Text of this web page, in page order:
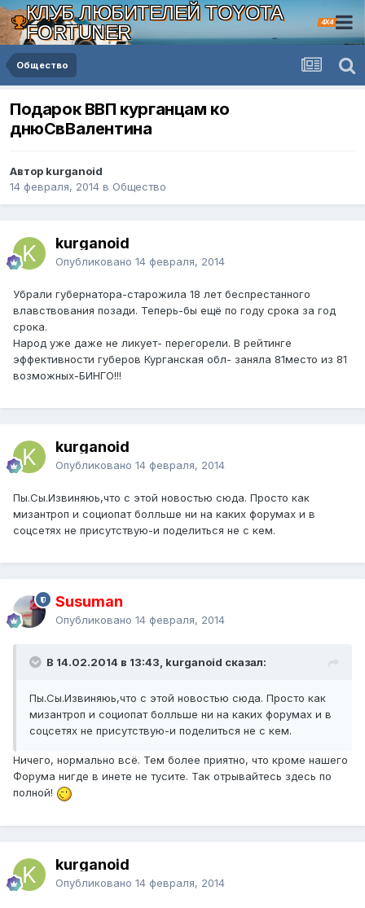
КЛУБ ЛЮБИТЕЛЕЙ TOYOTA
FORTUNER
4X4
Общество
Подарок ВВП курганцам ко
днюСвВалентина
Автор kurganoid
14 февраля, 2014 в Общество
kurganoid
Опубликовано 14 февраля, 2014
Убрали губернатора-старожила 18 лет беспрестанного
влавствования позади. Теперь-бы ещё по году срока за год
срока.
Народ уже даже не ликует- перегорели. В рейтинге
эффективности губеров Курганская обл- заняла 81место из 81
возможных-БИНГО!!!
kurganoid
Опубликовано 14 февраля, 2014
Пы.Сы.Извиняюь,что с этой новостью сюда. Просто как
мизантроп и социопат болльше ни на каких форумах и в
соцсетях не присутствую-и поделиться не с кем.
Susuman
Опубликовано 14 февраля, 2014
В 14.02.2014 в 13:43, kurganoid сказал:
Пы.Сы.Извиняюь,что с этой новостью сюда. Просто как
мизантроп и социопат болльше ни на каких форумах и в
соцсетях не присутствую-и поделиться не с кем.
Ничего, нормально всё. Тем более приятно, что кроме нашего
Форума нигде в инете не тусите. Так отрывайтесь здесь по
полной!
kurganoid
Опубликовано 14 февраля, 2014